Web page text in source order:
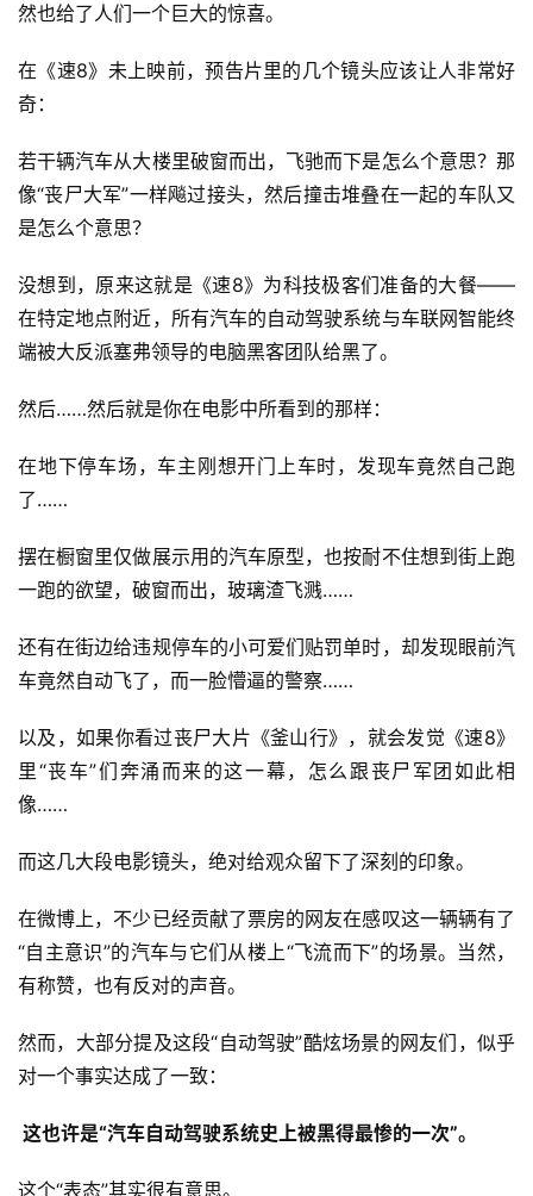
然也给了人们一个巨大的惊喜。
在《速8》未上映前，预告片里的几个镜头应该让人非常好
奇：
若干辆汽车从大楼里破窗而出，飞驰而下是怎么个意思？那
像“丧尸大军”一样飚过接头，然后撞击堆叠在一起的车队又
是怎么个意思？
没想到，原来这就是《速8》为科技极客们准备的大餐——
在特定地点附近，所有汽车的自动驾驶系统与车联网智能终
端被大反派塞弗领导的电脑黑客团队给黑了。
然后……然后就是你在电影中所看到的那样：
在地下停车场，车主刚想开门上车时，发现车竟然自己跑
了……
摆在橱窗里仅做展示用的汽车原型，也按耐不住想到街上跑
一跑的欲望，破窗而出，玻璃渣飞溅……
还有在街边给违规停车的小可爱们贴罚单时，却发现眼前汽
车竟然自动飞了，而一脸懵逼的警察……
以及，如果你看过丧尸大片《釜山行》，就会发觉《速8》
里“丧车”们奔涌而来的这一幕，怎么跟丧尸军团如此相
像……
而这几大段电影镜头，绝对给观众留下了深刻的印象。
在微博上，不少已经贡献了票房的网友在感叹这一辆辆有了
“自主意识”的汽车与它们从楼上“飞流而下”的场景。当然，
有称赞，也有反对的声音。
然而，大部分提及这段“自动驾驶”酷炫场景的网友们，似乎
对一个事实达成了一致：
这也许是“汽车自动驾驶系统史上被黑得最惨的一次”。
这个“表态”其实很有意思。